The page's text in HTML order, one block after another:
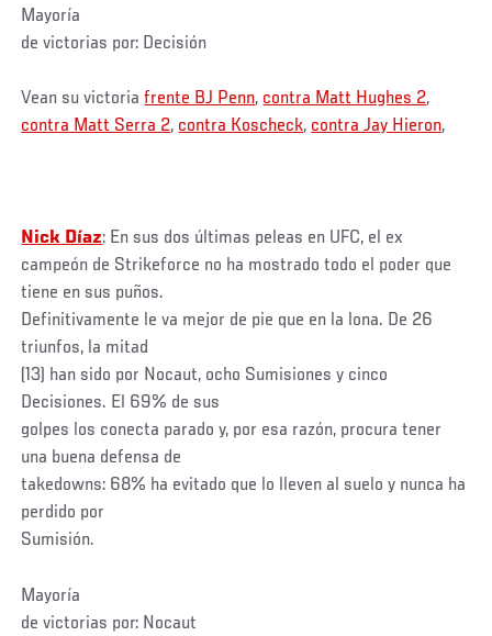
Mayoría
de victorias por: Decisión
Vean su victoriafrente BJ Penn, contra Matt Hughes 2,
contra Matt Serra 2, contra Koscheck, contra Jay Hieron,
Nick Díaz: En sus dos últimas peleas en UFC, el ex
campeón de Strikeforce no ha mostrado todo el poder que
tiene en sus puños.
Definitivamente le va mejor de pie que en la lona. De 26
triunfos, la mitad
(13) han sido por Nocaut, ocho Sumisiones y cinco
Decisiones. El 69% de sus
golpes los conecta parado y, por esa razón, procura tener
una buena defensa de
takedowns: 68% ha evitado que lo lleven al suelo y nunca ha
perdido por
Sumisión.
Mayoría
de victorias por: Nocaut